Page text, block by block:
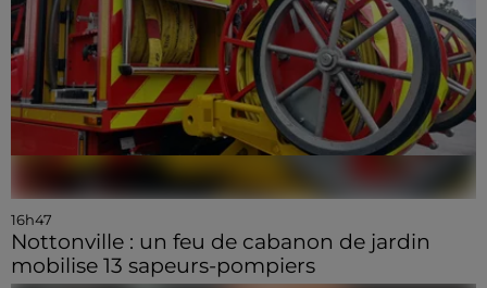
16h47
Nottonville : un feu de cabanon de jardin
mobilise 13 sapeurs-pompiers